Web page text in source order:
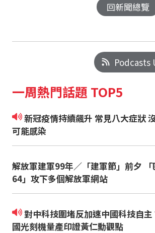
回新聞總覽
Podcasts
一周熱門話題 TOP5
新冠疫情持續飆升 常見八大症狀 沒發燒也
可能感染
解放軍建軍99年／「建軍節」前夕
64」攻下多個解放軍網站
對中科技圍堵反加速中國科技自主？！中
國光刻機量產印證黃仁勳觀點